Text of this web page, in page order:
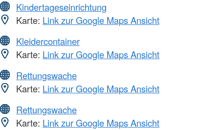
Kindertageseinrichtung
Karte: Link zur Google Maps Ansicht
Kleidercontainer
Karte: Link zur Google Maps Ansicht
Rettungswache
Karte: Link zur Google Maps Ansicht
Rettungswache
Karte: Link zur Google Maps Ansicht